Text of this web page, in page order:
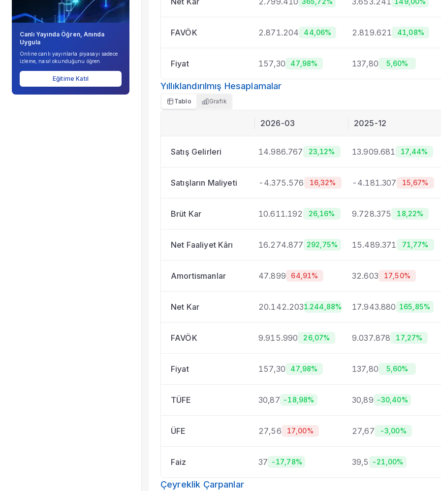
Canlı Yayında Öğren, Anında
Uygula
Online canlı yayınlarla piyasayı sadece
izleme, nasıl okunduğunu öğren.
Eğitime Katıl
Şirket Profili
FAVÖK 2.871.204 44,06% 2.819.621 41,08%
Fiyat 157,30 47,98% 137,80 5,60%
Yıllıklandırılmış Hesaplamalar
Tablo Grafik
2026-03 2025-12
Satış Gelirleri 14.986.767 23,12% 13.909.681 17,44%
Satışların Maliyeti -4.375.576 16,32% -4.181.307 15,67%
Brüt Kar 10.611.192 26,16% 9.728.375 18,22%
Net Faaliyet Kârı 16.274.877 292,75% 15.489.371 71,77%
Amortismanlar 47.899 64,91% 32.603 17,50%
Net Kar 20.142.2031.244,88% 17.943.880 165,85%
FAVÖK 9.915.990 26,07% 9.037.878 17,27%
Fiyat 157,30 47,98% 137,80 5,60%
TÜFE 30,87 -18,98% 30,89 -30,40%
ÜFE 27,56 17,00% 27,67 -3,00%
Faiz 37 -17,78% 39,5 -21,00%
Çeyreklik Çarpanlar